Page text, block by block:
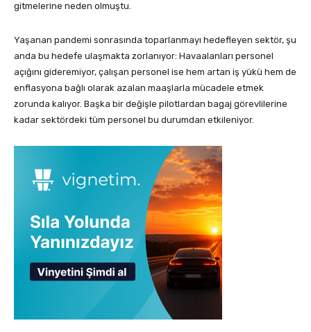
gitmelerine neden olmuştu.
Yaşanan pandemi sonrasında toparlanmayı hedefleyen sektör, şu
anda bu hedefe ulaşmakta zorlanıyor: Havaalanları personel
açığını gideremiyor, çalışan personel ise hem artan iş yükü hem de
enflasyona bağlı olarak azalan maaşlarla mücadele etmek
zorunda kalıyor. Başka bir değişle pilotlardan bagaj görevlilerine
kadar sektördeki tüm personel bu durumdan etkileniyor.